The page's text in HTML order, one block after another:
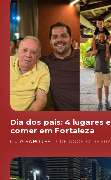
Dia dos pais: 4 lugares
comer em Fortaleza
GUIA SABORES 7 DE AGOSTO DE